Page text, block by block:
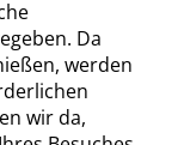
Da
werden
wir da,